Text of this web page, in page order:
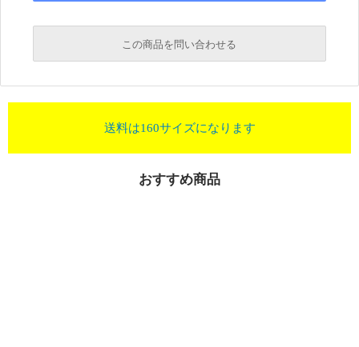
この商品を問い合わせる
送料は160サイズになります
おすすめ商品